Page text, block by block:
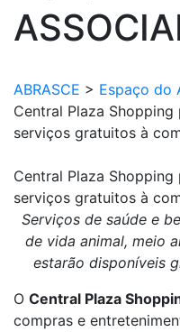
ABRASCE > Espaço do
Central Plaza
serviços gratuitos à
Central Plaza
serviços gratuitos à
Serviços de saúde e
de vida animal, meio
estarão disponíveis
O Central Plaza
compras e